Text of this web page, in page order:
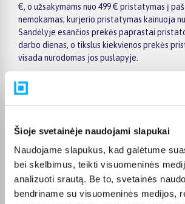
Šioje svetainėje naudojami slapukai
Naudojame slapukus, kad galėtume
bei skelbimus, teikti visuomeninės
analizuoti srautą. Be to, svetainės
bendriname su visuomeninės medijos,
€, o užsakymams nuo 499 € pristatymas į
nemokamas; kurjerio pristatymas kainuoja
Sandėlyje esančios prekės paprastai
darbo dienas, o tikslus kiekvienos prekės
visada nurodomas jos puslapyje.
Pasirinktą prekę iš Electrolux gartraukių
pristatysime per nurodytą terminą. Jei
atsiimti patiems, atitinkamai pažymėtas
Pirkėjų atsiliepimai